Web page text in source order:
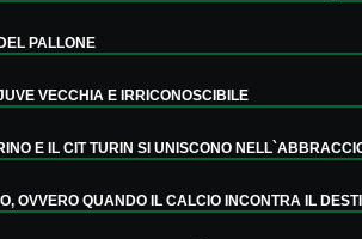
PALLONE
VECCHIA E IRRICONOSCIBILE
E IL CIT TURIN SI UNISCONO
OVVERO QUANDO IL CALCIO INCONTRA IL